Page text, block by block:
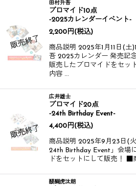
田村升吾
ブロマイド10点
-2025カレンダーイベント-
2,200 円(税込)
商品説明 2025年1月11日(土
吾 2025カレンダー 発売記
販売したブロマイドをセッ
内容 …
広井雄士
ブロマイド20点
-24th Birthday Event-
4,400 円(税込)
商品説明 2025年9月23日(
24th Birthday Event」会場
ドをセットにして販売！ ■
醍醐虎汰朗